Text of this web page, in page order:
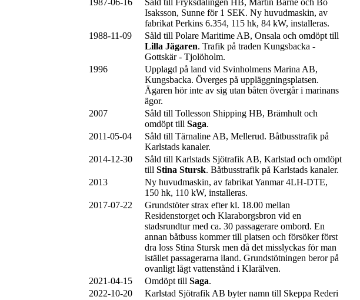
1987-06-16
Såld till Fryksdalingen HB, Martin Barne och Bo
Isaksson, Sunne för 1 SEK. Ny huvudmaskin, av
fabrikat Perkins 6.354, 115 hk, 84 kW, installeras.
1988-11-09
Såld till Polare Maritime AB, Onsala och omdöpt till
Lilla Jägaren. Trafik på traden Kungsbacka -
Gottskär - Tjolöholm.
1996
Upplagd på land vid Svinholmens Marina AB,
Kungsbacka. Överges på uppläggningsplatsen.
Ägaren hör inte av sig utan båten övergår i marinans
ägor.
2007
Såld till Tollesson Shipping HB, Brämhult och
omdöpt till Saga.
2011-05-04
Såld till Tärnaline AB, Mellerud. Båtbusstrafik på
Karlstads kanaler.
2014-12-30
Såld till Karlstads Sjötrafik AB, Karlstad och omdöpt
till Stina Stursk. Båtbusstrafik på Karlstads kanaler.
2013
Ny huvudmaskin, av fabrikat Yanmar 4LH-DTE,
150 hk, 110 kW, installeras.
2017-07-22
Grundstöter strax efter kl. 18.00 mellan
Residenstorget och Klaraborgsbron vid en
stadsrundtur med ca. 30 passagerare ombord. En
annan båtbuss kommer till platsen och försöker först
dra loss Stina Stursk men då det misslyckas för man
istället passagerarna iland. Grundstötningen beror på
ovanligt lågt vattenstånd i Klarälven.
2021-04-15
Omdöpt till Saga.
2022-10-20
Karlstad Sjötrafik AB byter namn till Skeppa Rederi